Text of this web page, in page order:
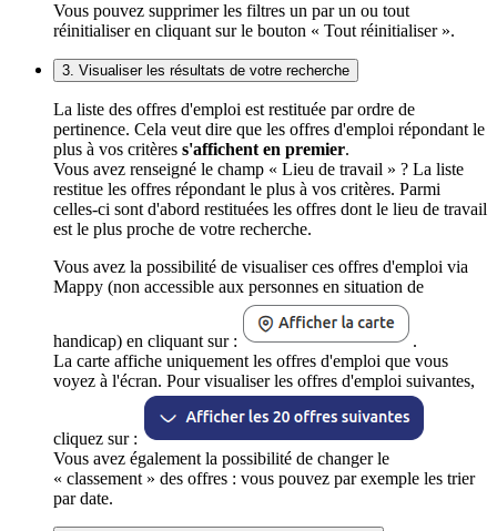
Vous pouvez supprimer les filtres un par un ou tout
réinitialiser en cliquant sur le bouton « Tout réinitialiser ».
3. Visualiser les résultats de votre recherche
La liste des offres d'emploi est restituée par ordre de
pertinence. Cela veut dire que les offres d'emploi répondant le
plus à vos critères s'affichent en premier.
Vous avez renseigné le champ « Lieu de travail » ? La liste
restitue les offres répondant le plus à vos critères. Parmi
celles-ci sont d'abord restituées les offres dont le lieu de travail
est le plus proche de votre recherche.
Vous avez la possibilité de visualiser ces offres d'emploi via
Mappy (non accessible aux personnes en situation de
handicap) en cliquant sur :
.
La carte affiche uniquement les offres d'emploi que vous
voyez à l'écran. Pour visualiser les offres d'emploi suivantes,
cliquez sur :
Vous avez également la possibilité de changer le
« classement » des offres : vous pouvez par exemple les trier
par date.